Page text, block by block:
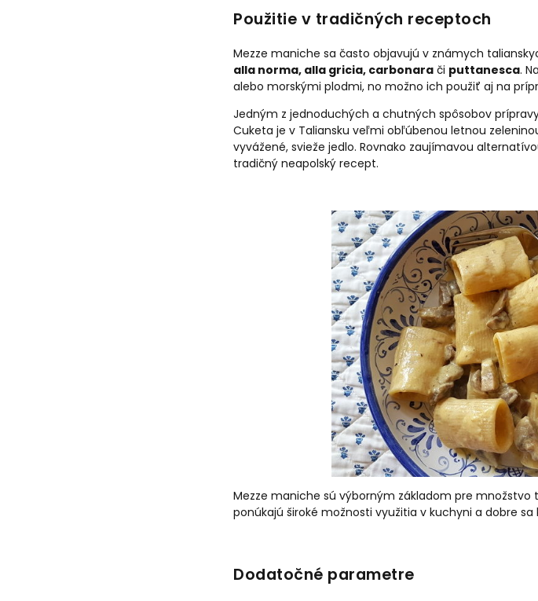
Použitie v tradičných receptoch
Mezze maniche sa často objavujú v známych
alla norma, alla gricia, carbonara či puttanesca.
alebo morskými plodmi, no možno ich použiť aj na
Jedným z jednoduchých a chutných spôsobov
Cuketa je v Taliansku veľmi obľúbenou letnou
vyvážené, svieže jedlo. Rovnako zaujímavou
tradičný neapolský recept.
Mezze maniche sú výborným základom pre
ponúkajú široké možnosti využitia v kuchyni a dobre
Dodatočné parametre